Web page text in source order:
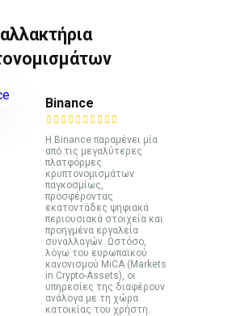
Binance
Η Binance παραμένει μία
από τις μεγαλύτερες
πλατφόρμες
κρυπτονομισμάτων
παγκοσμίως,
προσφέροντας
εκατοντάδες ψηφιακά
περιουσιακά στοιχεία και
προηγμένα εργαλεία
συναλλαγών. Ωστόσο,
λόγω του ευρωπαϊκού
κανονισμού MiCA (Markets
in Crypto-Assets), οι
υπηρεσίες της διαφέρουν
ανάλογα με τη χώρα
κατοικίας του χρήστη.